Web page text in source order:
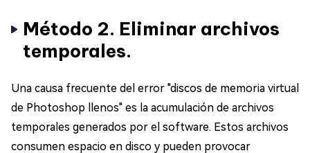
Método 2. Eliminar archivos
temporales.
Una causa frecuente del error "discos de memoria virtual
de Photoshop llenos" es la acumulación de archivos
temporales generados por el software. Estos archivos
consumen espacio en disco y pueden provocar